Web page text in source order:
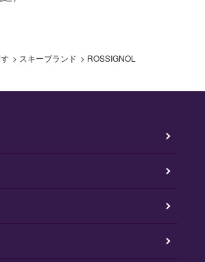
> スキーブランド > ROSSIGNOL